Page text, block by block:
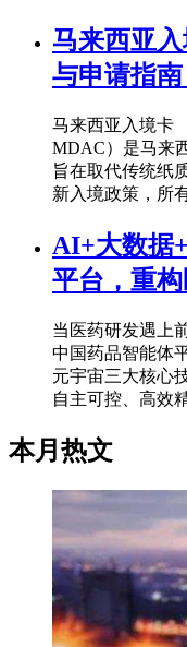
马来西亚
与申请指南
马来西亚入境卡
MDAC）是马来
旨在取代传统纸
新入境政策，所
AI+大数据
平台，重
当医药研发遇上
中国药品智能体
元宇宙三大核心
自主可控、高效
本月热文